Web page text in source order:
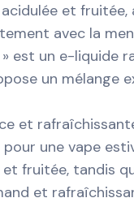
acidulée et
avec la
» est un e-
un
et
une vape
fruitée, tandis
et